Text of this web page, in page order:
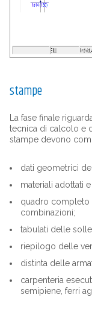
stampe
La fase finale
tecnica di calcolo e
stampe devono
dati geometrici
materiali adottati
quadro completo
combinazioni;
tabulati delle
riepilogo delle
distinta delle
carpenteria
semipiene, ferri